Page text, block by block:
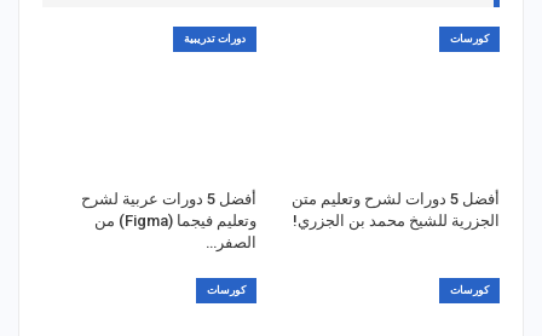
كورسات
أفضل 5 دورات لشرح وتعليم متن
الجزرية للشيخ محمد بن الجزري!
دورات تدريبية
أفضل 5 دورات عربية لشرح
وتعليم فيجما (Figma) من
الصفر…
كورسات كورسات